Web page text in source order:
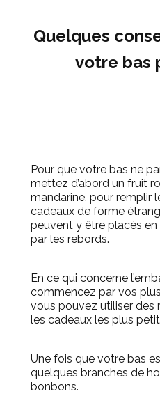
Quelques
votre bas
Pour que votre bas ne
mettez d’abord un fruit
mandarine, pour remplir
cadeaux de forme
peuvent y être placés
par les rebords.
En ce qui concerne
commencez par vos
vous pouvez utiliser des
les cadeaux les plus
Une fois que votre bas
quelques branches de
bonbons.